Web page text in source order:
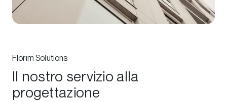
Florim Solutions
Il nostro servizio alla
progettazione